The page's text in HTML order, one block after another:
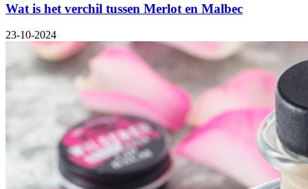
Wat is het verchil tussen Merlot en Malbec
23-10-2024